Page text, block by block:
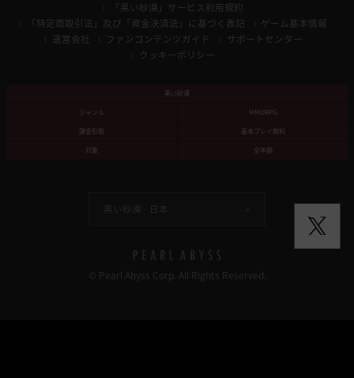
「黒い砂漠」サービス利用規約
「特定商取引法」及び「資金決済法」に基づく表記
ゲーム基本情報
運営会社
ファンコンテンツガイド
サポートセンター
クッキーポリシー
黒い砂漠
ジャンル
MMORPG
課金形態
基本プレイ無料
対象
全年齢
黒い砂漠 - 日本
© Pearl Abyss Corp. All Rights Reserved.